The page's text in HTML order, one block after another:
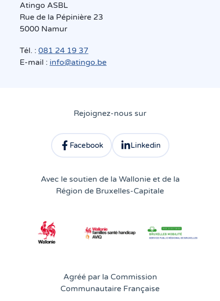
Atingo ASBL
Rue de la Pépinière 23
5000 Namur
Tél. : 081 24 19 37
E-mail : info@atingo.be
Rejoignez-nous sur
Facebook
Consulter le profil facebook d'Atingo
Linkedin
Consulter le profil linkedin
Avec le soutien de la Wallonie et de la
Région de Bruxelles-Capitale
Agréé par la Commission
Communautaire Française